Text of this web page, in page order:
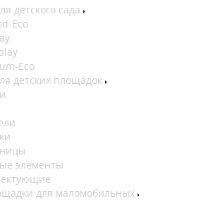
детского сада
Eco
Еco
детских площадок
элементы
для маломобильных